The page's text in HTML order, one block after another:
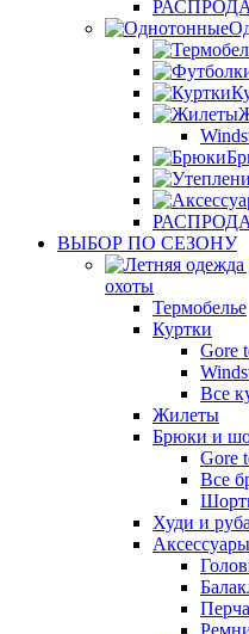
ВЫБОР ПО СЕЗОНУ
охоты
Термобелье
Куртки
Gore
Все
Жилеты
Брюки и
Gore
Все
Худи и
Аксессуары